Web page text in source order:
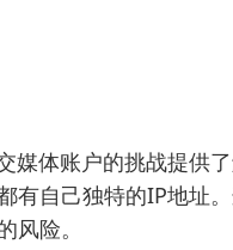
媒体账户的挑战提供
有自己独特的IP地址
险。